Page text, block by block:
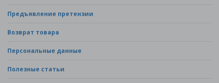
Предъявление претензии
Возврат товара
Персональные данные
Полезные статьи